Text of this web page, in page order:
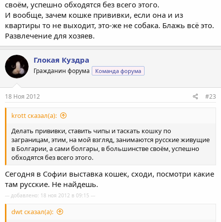
своём, успешно обходятся без всего этого.
И вообще, зачем кошке прививки, если она и из
квартиры то не выходит, это-же не собака. Блажь всё это.
Развлечение для хозяев.
Глокая Куздра
Гражданин форума Команда форума
18 Ноя 2012 #23
krott сказал(а):
Делать прививки, ставить чипы и таскать кошку по
заграницам, этим, на мой взгляд, занимаются русские живущие
в Болгарии, а сами болгары, в большинстве своём, успешно
обходятся без всего этого.
Сегодня в Софии выставка кошек, сходи, посмотри какие
там русские. Не найдешь.
--- добавлено: 18 ноя 2012 в 09:15 ---
dwt сказал(а):